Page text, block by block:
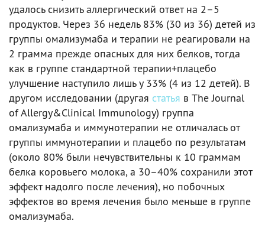
удалось снизить аллергический ответ на 2–5
продуктов. Через 36 недель 83% (30 из 36) детей из
группы омализумаба и терапии не реагировали на
2 грамма прежде опасных для них белков, тогда
как в группе стандартной терапии+плацебо
улучшение наступило лишь у 33% (4 из 12 детей). В
другом исследовании (другая статья в The Journal
of Allergy&Clinical Immunology) группа
омализумаба и иммунотерапии не отличалась от
группы иммунотерапии и плацебо по результатам
(около 80% были нечувствительны к 10 граммам
белка коровьего молока, а 30–40% сохранили этот
эффект надолго после лечения), но побочных
эффектов во время лечения было меньше в группе
омализумаба.